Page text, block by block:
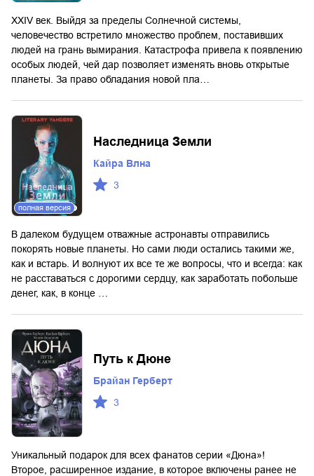
XXIV век. Выйдя за пределы Солнечной системы,
человечество встретило множество проблем, поставивших
людей на грань вымирания. Катастрофа привела к появлению
особых людей, чей дар позволяет изменять вновь открытые
планеты. За право обладания новой пла…
полная версия
Наследница Земли
Кайра Влна
3
В далеком будущем отважные астронавты отправились
покорять новые планеты. Но сами люди остались такими же,
как и встарь. И волнуют их все те же вопросы, что и всегда: как
не расставаться с дорогими сердцу, как заработать побольше
денег, как, в конце …
Путь к Дюне
Брайан Герберт
3
Уникальный подарок для всех фанатов серии «Дюна»!
Второе, расширенное издание, в которое включены ранее не